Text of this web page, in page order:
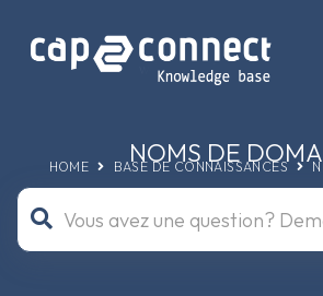
NOMS DE
HOME BASE DE CONNAISSANCES